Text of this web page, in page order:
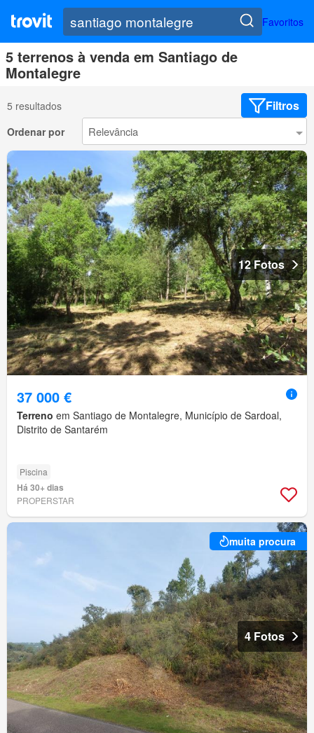
Favoritos
5 terrenos à venda em Santiago de
Montalegre
5 resultados Filtros
Ordenar por
12 Fotos
37 000 €
Terreno em Santiago de Montalegre, Município de Sardoal,
Distrito de Santarém
Piscina
Há 30+ dias
PROPERSTAR
muita procura
4 Fotos